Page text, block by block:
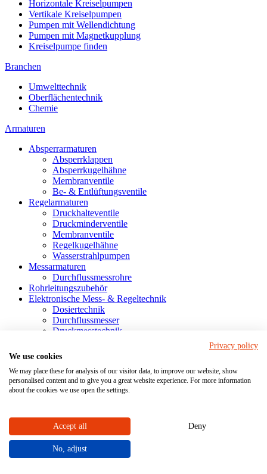
Horizontale Kreiselpumpen
Vertikale Kreiselpumpen
Pumpen mit Wellendichtung
Pumpen mit Magnetkupplung
Kreiselpumpe finden
Branchen
Umwelttechnik
Oberflächentechnik
Chemie
Armaturen
Absperrarmaturen
Absperrklappen
Absperrkugelhähne
Membranventile
Be- & Entlüftungsventile
Regelarmaturen
Druckhalteventile
Druckminderventile
Membranventile
Regelkugelhähne
Wasserstrahlpumpen
Messarmaturen
Durchflussmessrohre
Rohrleitungszubehör
Elektronische Mess- & Regeltechnik
Dosiertechnik
Durchflussmesser
Druckmesstechnik
Anzeige- & Bedieneinheiten
Service
Case Studies
Ersatzteile
Datenblätter
Betriebs- & Wartungsanleitungen
Privacy policy
We use cookies
We may place these for analysis of our visitor data, to improve our website, show
personalised content and to give you a great website experience. For more information
about the cookies we use open the settings.
Accept all Deny
No, adjust